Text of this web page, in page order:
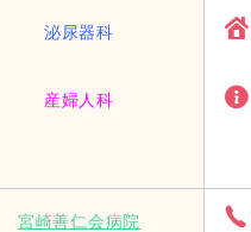
泌尿器科
産婦人科
宮崎善仁会病院